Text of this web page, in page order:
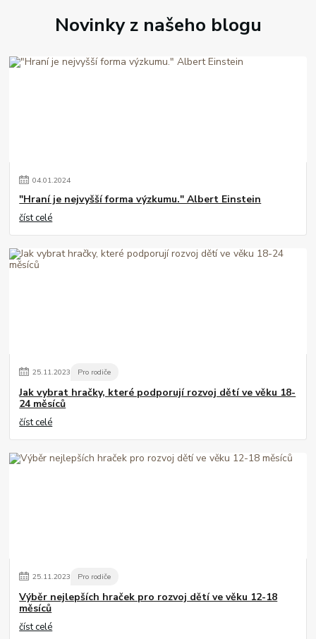
Novinky z našeho blogu
04.01.2024
"Hraní je nejvyšší forma výzkumu." Albert Einstein
číst celé
25.11.2023 Pro rodiče
Jak vybrat hračky, které podporují rozvoj dětí ve věku 18-
24 měsíců
číst celé
25.11.2023 Pro rodiče
Výběr nejlepších hraček pro rozvoj dětí ve věku 12-18
měsíců
číst celé